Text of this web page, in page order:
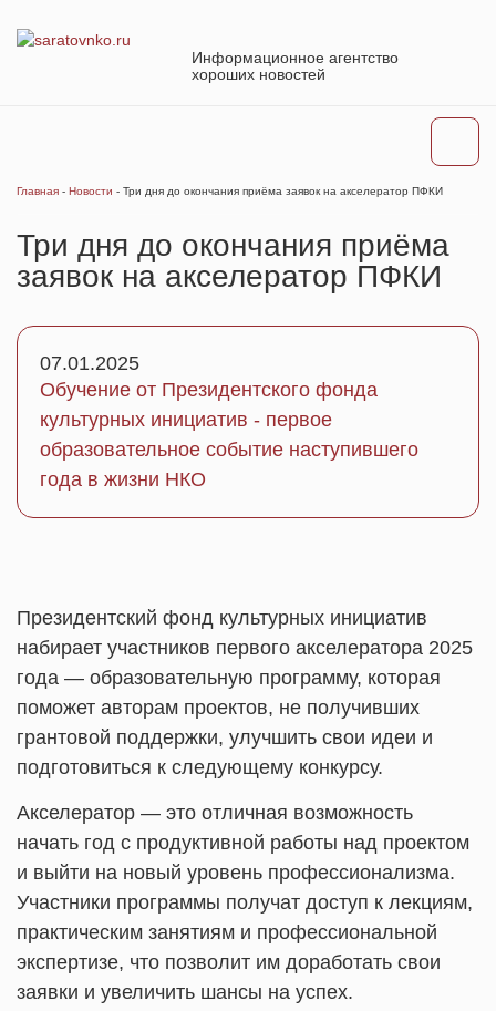
Информационное агентство
хороших новостей
Главная - Новости - Три дня до окончания приёма заявок на акселератор ПФКИ
Три дня до окончания приёма
заявок на акселератор ПФКИ
Обучение от Президентского фонда
культурных инициатив - первое
образовательное событие наступившего
года в жизни НКО
07.01.2025
Президентский фонд культурных инициатив
набирает участников первого акселератора 2025
года — образовательную программу, которая
поможет авторам проектов, не получивших
грантовой поддержки, улучшить свои идеи и
подготовиться к следующему конкурсу.
Акселератор — это отличная возможность
начать год с продуктивной работы над проектом
и выйти на новый уровень профессионализма.
Участники программы получат доступ к лекциям,
практическим занятиям и профессиональной
экспертизе, что позволит им доработать свои
заявки и увеличить шансы на успех.